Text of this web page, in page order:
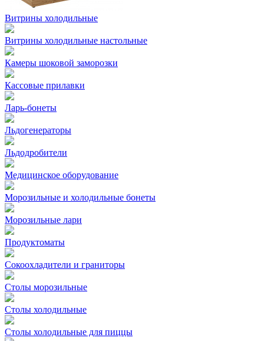
Витрины холодильные
Витрины холодильные настольные
Камеры шоковой заморозки
Кассовые прилавки
Ларь-бонеты
Льдогенераторы
Льдодробители
Медицинское оборудование
Морозильные и холодильные бонеты
Морозильные лари
Продуктоматы
Сокоохладители и граниторы
Столы морозильные
Столы холодильные
Столы холодильные для пиццы